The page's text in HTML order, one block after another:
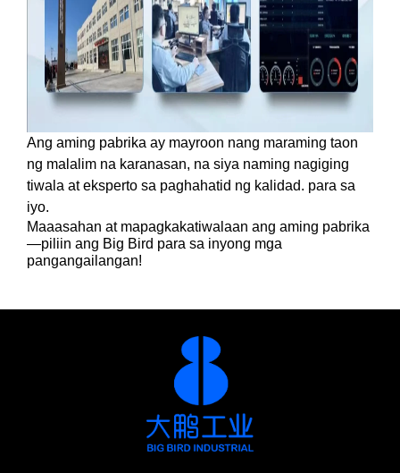
Ang aming pabrika ay mayroon nang maraming taon
ng malalim na karanasan, na siya naming nagiging
tiwala at eksperto sa paghahatid ng kalidad. para sa
iyo.
Maaasahan at mapagkakatiwalaan ang aming pabrika
—piliin ang Big Bird para sa inyong mga
pangangailangan!